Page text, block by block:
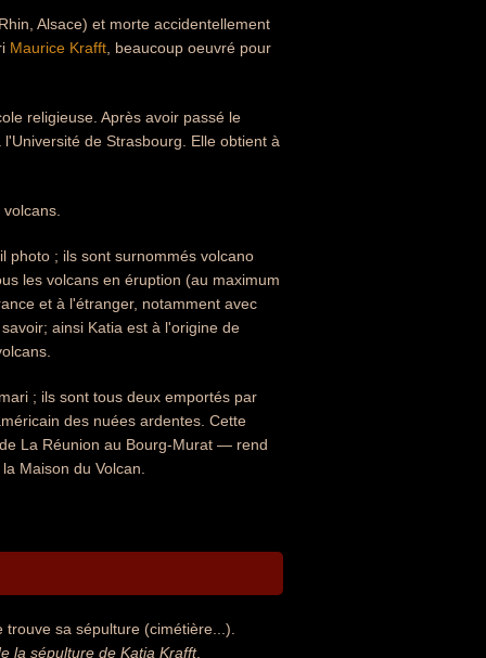
Alsace) et morte accidentellement
Maurice Krafft , beaucoup oeuvré pour
religieuse. Après avoir passé le
de Strasbourg. Elle obtient à
photo ; ils sont surnommés volcano
les volcans en éruption (au maximum
et à l'étranger, notamment avec
ainsi Katia est à l'origine de
; ils sont tous deux emportés par
des nuées ardentes. Cette
La Réunion au Bourg-Murat — rend
Maison du Volcan.
sa sépulture (cimétière...).
la sépulture de Katia Krafft.